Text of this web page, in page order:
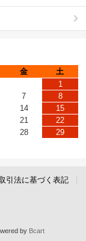
金
土
1
7
8
14
15
21
22
28
29
引法に基づく表記
by Bcart